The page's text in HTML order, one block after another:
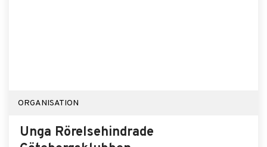
ORGANISATION
Unga Rörelsehindrade